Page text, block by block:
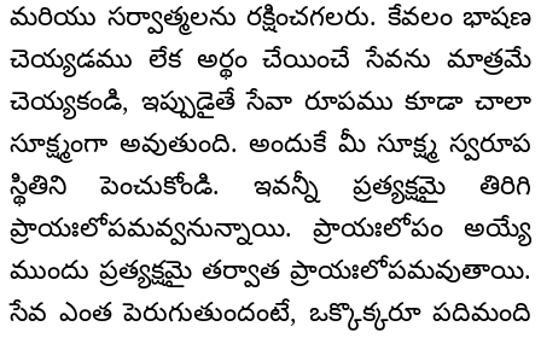
మరియు సర్వాత్మలను రక్షించగలరు. కేవలం భాషణ
చెయ్యడము లేక అర్థం చేయించే సేవను మాత్రమే
చెయ్యకండి, ఇప్పుడైతే సేవా రూపము కూడా చాలా
సూక్ష్మంగా అవుతుంది. అందుకే మీ సూక్ష్మ స్వరూప
స్థితిని పెంచుకోండి. ఇవన్నీ ప్రత్యక్షమై తిరిగి
ప్రాయఃలోపమవ్వనున్నాయి. ప్రాయఃలోపం అయ్యే
ముందు ప్రత్యక్షమై తర్వాత ప్రాయఃలోపమవుతాయి.
సేవ ఎంత పెరుగుతుందంటే, ఒక్కొక్కరూ పదిమంది